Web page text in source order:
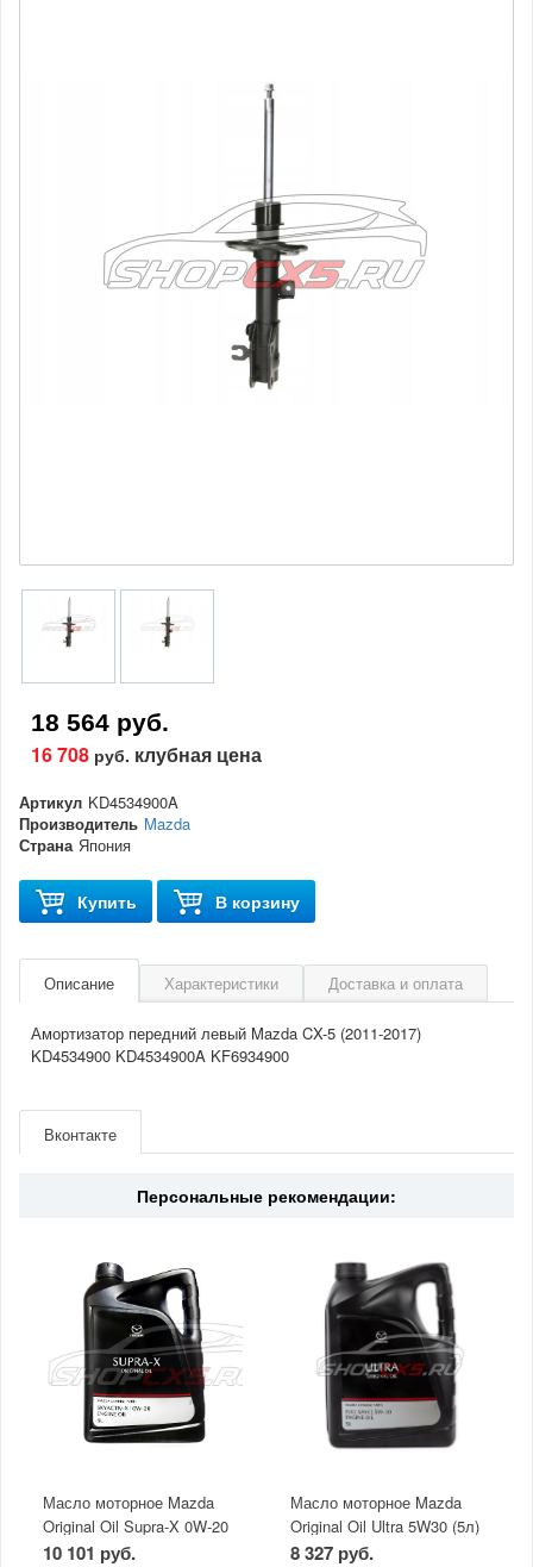
18 564 руб.
16 708 руб. клубная цена
Артикул KD4534900A
Производитель Mazda
Страна Япония
Купить В корзину
Описание Характеристики Доставка и оплата
Амортизатор передний левый Mazda CX-5 (2011-2017)
KD4534900 KD4534900A KF6934900
Страна Япония
Вконтакте
Персональные рекомендации:
Масло моторное Mazda
Original Oil Supra-X 0W-20
(5 л)
10 101 руб.
Масло моторное Mazda
Original Oil Ultra 5W30 (5л)
8 327 руб.